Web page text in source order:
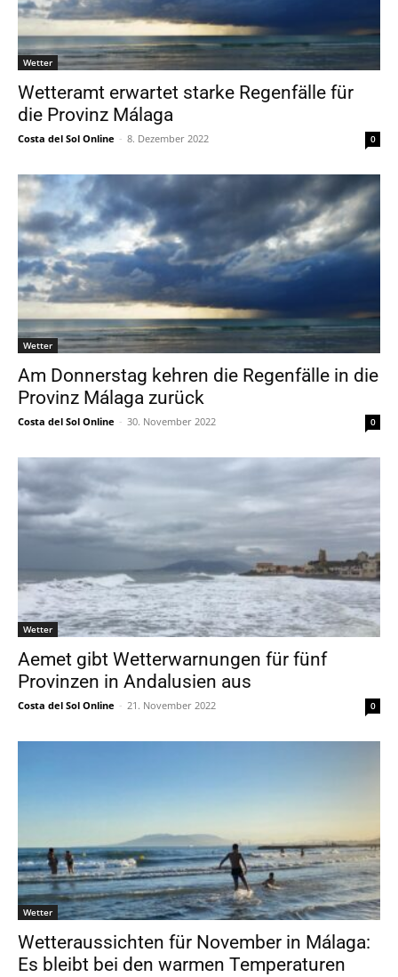
Wetter
Wetteramt erwartet starke Regenfälle für
die Provinz Málaga
Costa del Sol Online - 8. Dezember 2022 0
Wetter
Am Donnerstag kehren die Regenfälle in die
Provinz Málaga zurück
Costa del Sol Online - 30. November 2022 0
Wetter
Aemet gibt Wetterwarnungen für fünf
Provinzen in Andalusien aus
Costa del Sol Online - 21. November 2022 0
Wetter
Wetteraussichten für November in Málaga:
Es bleibt bei den warmen Temperaturen